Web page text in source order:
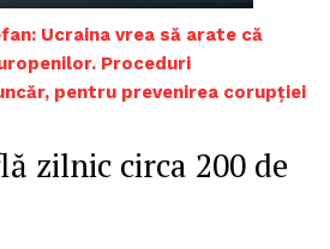
Ucraina vrea să arate că
Proceduri
pentru prevenirea corupției
zilnic circa 200 de